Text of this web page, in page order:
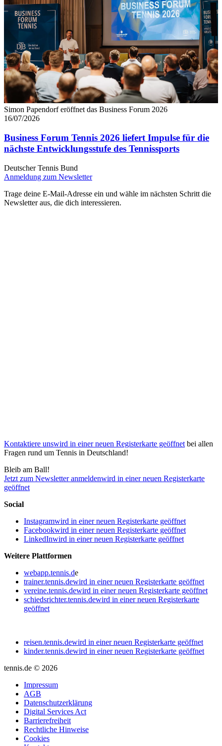
Simon Papendorf eröffnet das Business Forum 2026
16/07/2026
Business Forum Tennis 2026 liefert Impulse für die
nächste Entwicklungsstufe des Tennissports
Deutscher Tennis Bund
Anmeldung zum Newsletter
Trage deine E-Mail-Adresse ein und wähle im nächsten Schritt die
Newsletter aus, die dich interessieren.
Kontaktiere unswird in einer neuen Registerkarte geöffnet bei allen
Fragen rund um Tennis in Deutschland!
Bleib am Ball!
Jetzt zum Newsletter anmeldenwird in einer neuen Registerkarte
geöffnet
Social
Instagramwird in einer neuen Registerkarte geöffnet
Facebookwird in einer neuen Registerkarte geöffnet
LinkedInwird in einer neuen Registerkarte geöffnet
Weitere Plattformen
webapp.tennis.de
trainer.tennis.dewird in einer neuen Registerkarte geöffnet
vereine.tennis.dewird in einer neuen Registerkarte geöffnet
schiedsrichter.tennis.dewird in einer neuen Registerkarte
geöffnet
reisen.tennis.dewird in einer neuen Registerkarte geöffnet
kinder.tennis.dewird in einer neuen Registerkarte geöffnet
tennis.de © 2026
Impressum
AGB
Datenschutzerklärung
Digital Services Act
Barrierefreiheit
Rechtliche Hinweise
Cookies